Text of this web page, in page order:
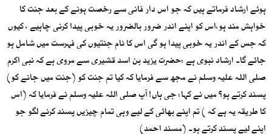
ہوئے ارشاد فرماتے ہیں کہ جو اس دار فانی سے رخصت ہونے کے بعد جنت کا
خواہش مند ہو،اس کو اپنے اندر ضرور بالضرور یہ خوبی پیدا کرنی چاہیے ، کیوں
کہ جس کے اندر یہ خوبی پیدا ہو گی اس کا نام جنتیوں کی فہرست میں شامل ہو
جائے گا۔ ارشاد نبوی ہے :حضرت یزید بن اسد قشیری سے مروی ہے کہ نبی اکرم
صلی اللہ علیہ وسلم نے مجھ سے فرمایا کہ کیا تم جنت کو (جنت میں جانے کو)
پسند کرتے ہو؟ میں نے کہا: جی ہاں! آپ صلی اللہ علیہ وسلم نے فرمایا کہ (اس
کا طریقہ یہ ہے کہ ) تم اپنے بھائی کے لیے وہی تمام چیزیں پسند کرنے لگو جو
اپنے لیے پسند کرتے ہو۔ (مسند احمد)